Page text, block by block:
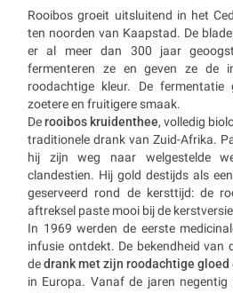
Rooibos groeit uitsluitend in het
ten noorden van Kaapstad. De
er al meer dan 300 jaar
fermenteren ze en geven ze de
roodachtige kleur. De
zoetere en fruitigere smaak.
Derooibos kruidenthee, volledig
traditionele drank van Zuid-Afrika.
hij zijn weg naar welgestelde
clandestien. Hij gold destijds als
geserveerd rond de kersttijd: de
aftreksel paste mooi bij de
In 1969 werden de eerste
infusie ontdekt. De bekendheid van
dedrank met zijn roodachtige gloed
in Europa. Vanaf de jaren